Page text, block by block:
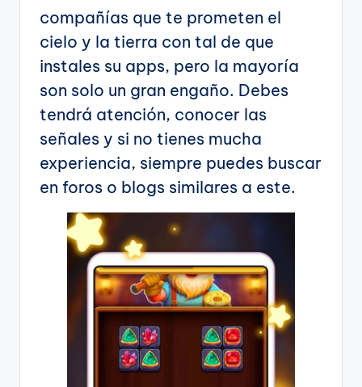
compañías que te prometen el
cielo y la tierra con tal de que
instales su apps, pero la mayoría
son solo un gran engaño. Debes
tendrá atención, conocer las
señales y si no tienes mucha
experiencia, siempre puedes buscar
en foros o blogs similares a este.